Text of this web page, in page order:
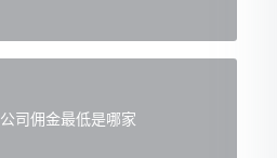
司佣金最低是哪家